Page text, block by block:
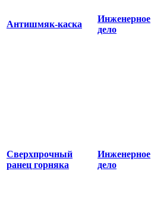
Антишмяк-каска
Инженерное
дело
Сверхпрочный
ранец горняка
Инженерное
дело